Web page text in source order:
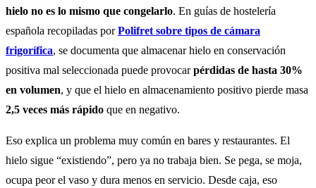
hielo no es lo mismo que congelarlo. En guías de hostelería
española recopiladas porPolifret sobre tipos de cámara
frigorífica, se documenta que almacenar hielo en conservación
positiva mal seleccionada puede provocarpérdidas de hasta 30%
en volumen, y que el hielo en almacenamiento positivo pierde masa
2,5 veces más rápido que en negativo.
Eso explica un problema muy común en bares y restaurantes. El
hielo sigue “existiendo”, pero ya no trabaja bien. Se pega, se moja,
ocupa peor el vaso y dura menos en servicio. Desde caja, eso